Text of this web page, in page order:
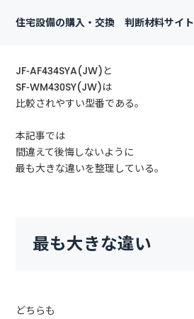
住宅設備の購入・交換 判断材料サイト
JF-AF434SYA(JW)と
SF-WM430SY(JW)は
比較されやすい型番である。
本記事では
間違えて後悔しないように
最も大きな違いを整理している。
最も大きな違い
どちらも